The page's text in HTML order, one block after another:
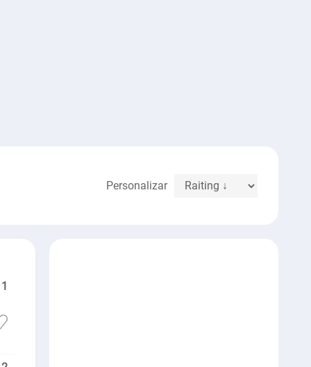
Personalizar
1